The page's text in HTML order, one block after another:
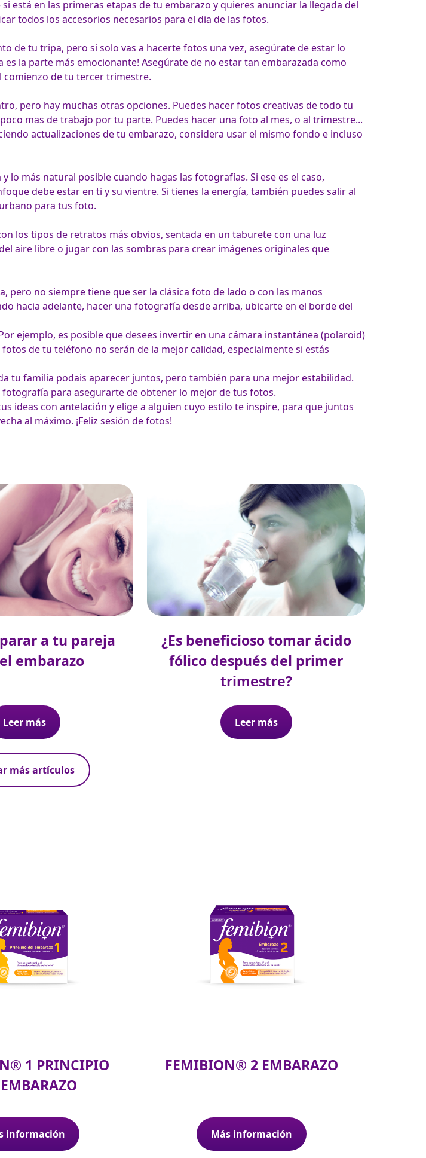
está en las primeras etapas de tu embarazo y quieres anunciar la llegada del
de tu tripa, pero si solo vas a hacerte fotos una vez, asegúrate de estar lo
la parte más emocionante! Asegúrate de no estar tan embarazada como
pero hay muchas otras opciones. Puedes hacer fotos creativas de todo tu
mas de trabajo por tu parte. Puedes hacer una foto al mes, o al trimestre...
actualizaciones de tu embarazo, considera usar el mismo fondo e incluso
más natural posible cuando hagas las fotografías. Si ese es el caso,
debe estar en ti y su vientre. Si tienes la energía, también puedes salir al
los tipos de retratos más obvios, sentada en un taburete con una luz
aire libre o jugar con las sombras para crear imágenes originales que
no siempre tiene que ser la clásica foto de lado o con las manos
hacia adelante, hacer una fotografía desde arriba, ubicarte en el borde del
ejemplo, es posible que desees invertir en una cámara instantánea (polaroid)
de tu teléfono no serán de la mejor calidad, especialmente si estás
tu familia podais aparecer juntos, pero también para una mejor estabilidad.
para asegurarte de obtener lo mejor de tus fotos.
ideas con antelación y elige a alguien cuyo estilo te inspire, para que juntos
al máximo. ¡Feliz sesión de fotos!
a tu pareja
embarazo
Leer más
¿Es beneficioso tomar ácido
fólico después del primer
trimestre?
Leer más
más artículos
1 PRINCIPIO
información
FEMIBION® 2 EMBARAZO
Más información